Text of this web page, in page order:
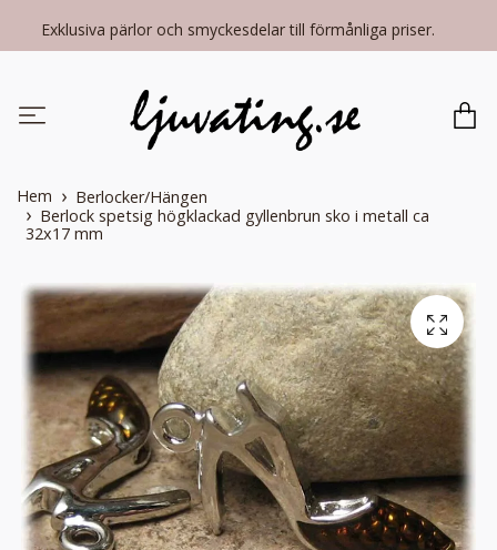
Exklusiva pärlor och smyckesdelar till förmånliga priser.
Hem
Berlocker/Hängen
Berlock spetsig högklackad gyllenbrun sko i metall ca
32x17 mm